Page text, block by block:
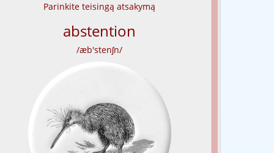
Parinkite teisingą atsakymą
abstention
/æb'stenʃn/